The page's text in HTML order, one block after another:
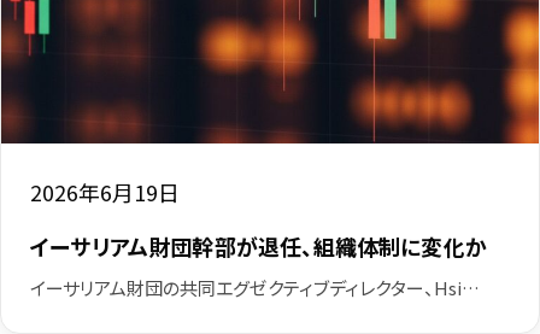
2026年6月19日
イーサリアム財団幹部が退任、組織体制に変化か
イーサリアム財団の共同エグゼクティブディレクター、Hsi…